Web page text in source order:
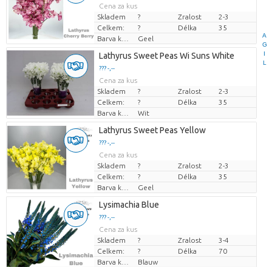
A
G
I
L
Cena za kus
Skladem
? Zralost
2-3
Celkem:
? Délka
35
Barva květu
Geel
Lathyrus Sweet Peas Wi Suns White
??? -,--
Cena za kus
Skladem
? Zralost
2-3
Celkem:
? Délka
35
Barva květu
Wit
Lathyrus Sweet Peas Yellow
??? -,--
Cena za kus
Skladem
? Zralost
2-3
Celkem:
? Délka
35
Barva květu
Geel
Lysimachia Blue
??? -,--
Cena za kus
Skladem
? Zralost
3-4
Celkem:
? Délka
70
Barva květu
Blauw